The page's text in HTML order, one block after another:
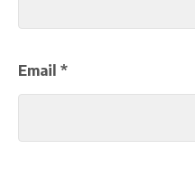
Email *